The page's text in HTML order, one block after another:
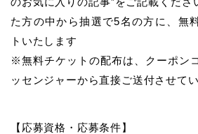
た方の中から抽選で5名の方に、無
トいたします
※無料チケットの配布は、クーポン
ッセンジャーから直接ご送付させて
【応募資格・応募条件】